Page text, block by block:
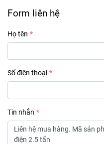
Form liên hệ
Họ tên
Số điện thoại
Tin nhắn